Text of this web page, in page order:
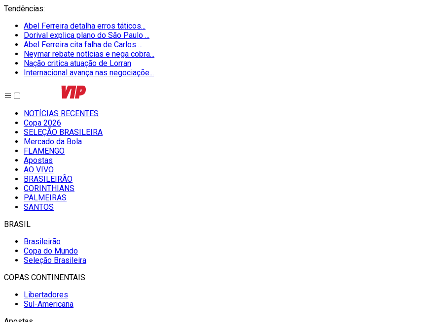
Tendências:
Abel Ferreira detalha erros táticos...
Dorival explica plano do São Paulo ...
Abel Ferreira cita falha de Carlos ...
Neymar rebate notícias e nega cobra...
Nação critica atuação de Lorran
Internacional avança nas negociaçõe...
NOTÍCIAS RECENTES
Copa 2026
SELEÇÃO BRASILEIRA
Mercado da Bola
FLAMENGO
Apostas
AO VIVO
BRASILEIRÃO
CORINTHIANS
PALMEIRAS
SANTOS
BRASIL
Brasileirão
Copa do Mundo
Seleção Brasileira
COPAS CONTINENTAIS
Libertadores
Sul-Americana